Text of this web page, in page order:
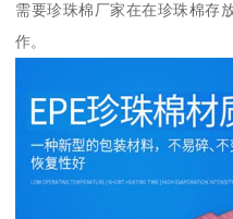
需要珍珠棉厂家在在珍珠棉存
作。